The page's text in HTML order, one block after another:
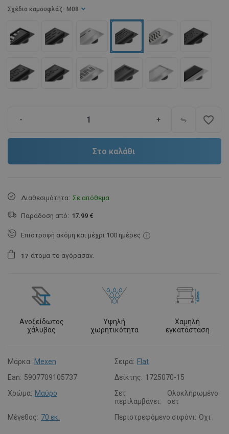
Σχέδιο καμουφλάζ - M08
- + favorite_border
Στο καλάθι
Διαθεσιμότητα: Σε απόθεμα
Παράδοση από: 17.99 €
Επιστροφή ακόμη και μέχρι 100 ημέρες
1 7 άτομα το αγόρασαν.
Ανοξείδωτος
χάλυβας
Υψηλή
χωρητικότητα
Χαμηλή
εγκατάσταση
Μάρκα: Mexen Σειρά: Flat
Ean: 5907709105737 Δείκτης: 1725070-15
Χρώμα: Μαύρο
Σετ
περιλαμβάνει:
Ολοκληρωμένο
σετ
Μέγεθος: 70 εκ. Περιστρεφόμενο σιφόνι: Όχι